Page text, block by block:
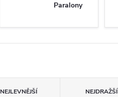
Paralony
NEJLEVNĚJŠÍ NEJDRAŽŠÍ